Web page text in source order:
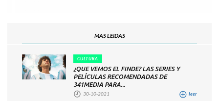
MAS LEIDAS
CULTURA
¿QUE VEMOS EL FINDE? LAS SERIES Y
PELÍCULAS RECOMENDADAS DE
341MEDIA PARA...
30-10-2021 leer